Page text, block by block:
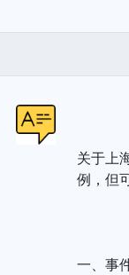
关于上
例，但
一、事